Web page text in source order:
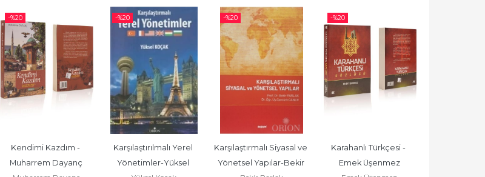
-%20
Kendimi Kazdım -
Muharrem Dayanç
-%20
Karşılaştırılmalı Yerel
Yönetimler-Yüksel
-%20
Karşılaştırmalı Siyasal ve
Yönetsel Yapılar-Bekir
-%20
Karahanlı Türkçesi -
Emek Üşenmez